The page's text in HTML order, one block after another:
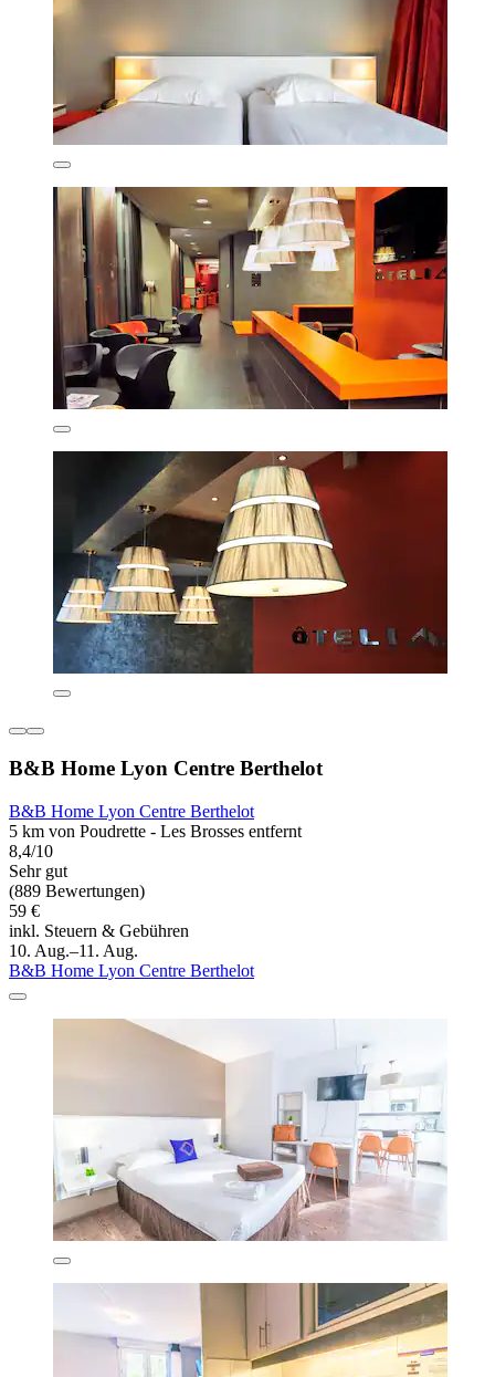
B&B Home Lyon Centre Berthelot
B&B Home Lyon Centre Berthelot
5 km von Poudrette - Les Brosses entfernt
8,4/10
Sehr gut
(889 Bewertungen)
59 €
inkl. Steuern & Gebühren
10. Aug.–11. Aug.
B&B Home Lyon Centre Berthelot